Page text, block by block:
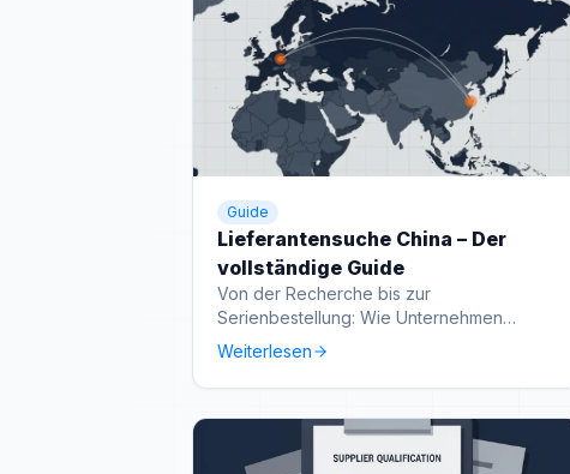
Guide
Lieferantensuche China – Der
vollständige Guide
Von der Recherche bis zur
Serienbestellung: Wie Unternehmen
systematisch Lieferanten in China finden
Weiterlesen